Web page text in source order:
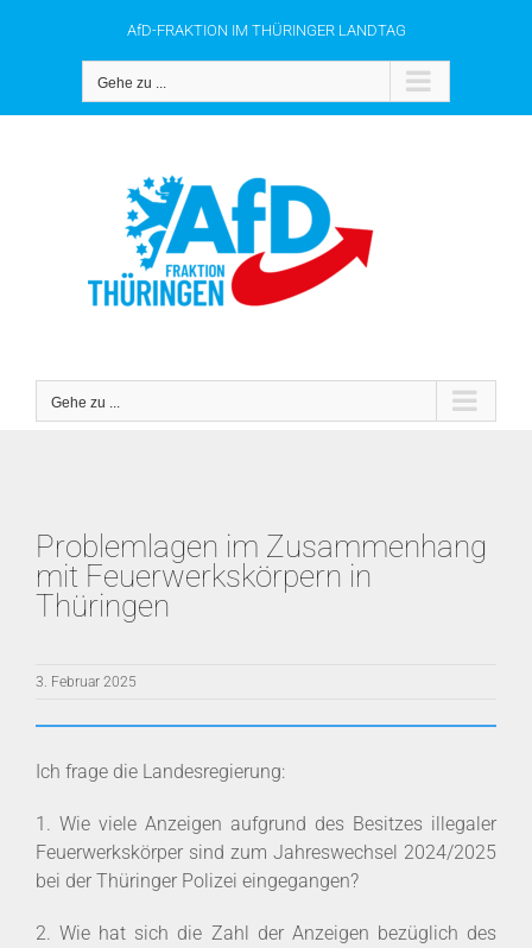
AfD-FRAKTION IM THÜRINGER LANDTAG
Gehe zu ...
Gehe zu ...
Problemlagen im Zusammenhang
mit Feuerwerkskörpern in
Thüringen
3. Februar 2025
Ich frage die Landesregierung:
1. Wie viele Anzeigen aufgrund des Besitzes illegaler
Feuerwerkskörper sind zum Jahreswechsel 2024/2025
bei der Thüringer Polizei eingegangen?
2. Wie hat sich die Zahl der Anzeigen bezüglich des